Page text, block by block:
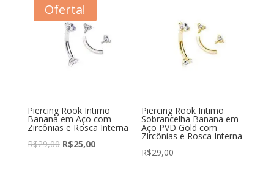
Oferta!
Piercing Rook Intimo
Banana em Aço com
Zircônias e Rosca Interna
R$29,00 R$25,00
Piercing Rook Intimo
Sobrancelha Banana em
Aço PVD Gold com
Zircônias e Rosca Interna
R$29,00